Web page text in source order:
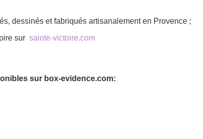
dessinés et fabriqués artisanalement en Provence ;
sur sainte-victoire.com
sur box-evidence.com: